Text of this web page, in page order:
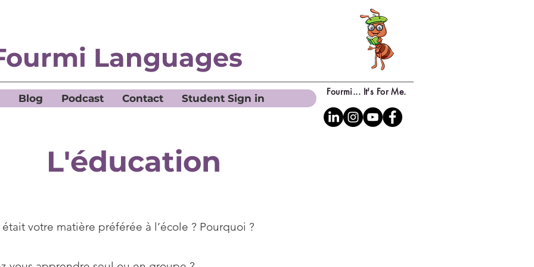
Languages
Fourmi... It's For Me.
Blog Podcast Contact Student Sign in
L'éducation
votre matière préférée à l’école ? Pourquoi ?